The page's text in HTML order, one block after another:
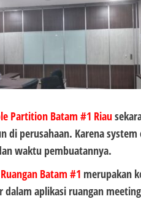
Partition Batam #1 Riau
di perusahaan. Karena
waktu pembuatannya.
Batam #1 merupakan
dalam aplikasi ruangan